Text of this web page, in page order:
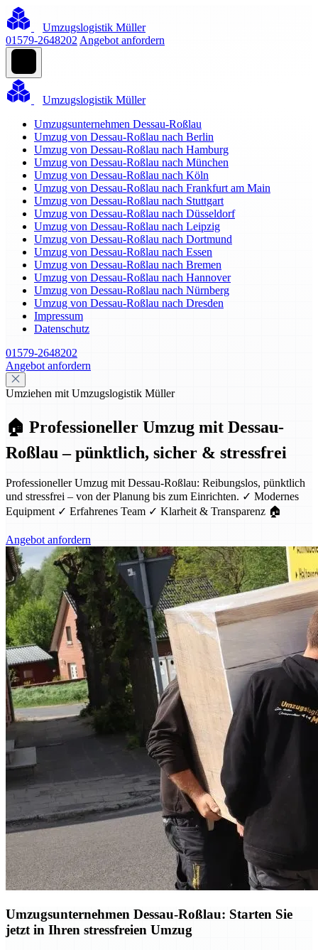
Umzugslogistik Müller
01579-2648202 Angebot anfordern
Umzugslogistik Müller
Umzugsunternehmen Dessau-Roßlau
Umzug von Dessau-Roßlau nach Berlin
Umzug von Dessau-Roßlau nach Hamburg
Umzug von Dessau-Roßlau nach München
Umzug von Dessau-Roßlau nach Köln
Umzug von Dessau-Roßlau nach Frankfurt am Main
Umzug von Dessau-Roßlau nach Stuttgart
Umzug von Dessau-Roßlau nach Düsseldorf
Umzug von Dessau-Roßlau nach Leipzig
Umzug von Dessau-Roßlau nach Dortmund
Umzug von Dessau-Roßlau nach Essen
Umzug von Dessau-Roßlau nach Bremen
Umzug von Dessau-Roßlau nach Hannover
Umzug von Dessau-Roßlau nach Nürnberg
Umzug von Dessau-Roßlau nach Dresden
Impressum
Datenschutz
01579-2648202
Angebot anfordern
Umziehen mit Umzugslogistik Müller
🏠 Professioneller Umzug mit Dessau-
Roßlau – pünktlich, sicher & stressfrei
Professioneller Umzug mit Dessau-Roßlau: Reibungslos, pünktlich
und stressfrei – von der Planung bis zum Einrichten. ✓ Modernes
Equipment ✓ Erfahrenes Team ✓ Klarheit & Transparenz 🏠
Angebot anfordern
Umzugsunternehmen Dessau-Roßlau: Starten Sie
jetzt in Ihren stressfreien Umzug